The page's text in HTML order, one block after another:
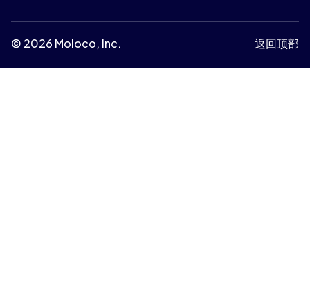
© 2026 Moloco, Inc. 返回顶部